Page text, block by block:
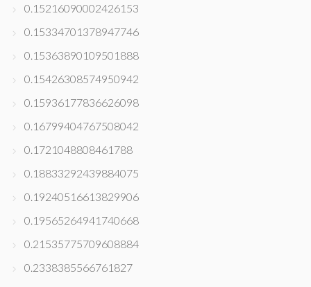
0.15216090002426153
0.15334701378947746
0.15363890109501888
0.15426308574950942
0.15936177836626098
0.16799404767508042
0.1721048808461788
0.18833292439884075
0.19240516613829906
0.19565264941740668
0.21535775709608884
0.2338385566761827